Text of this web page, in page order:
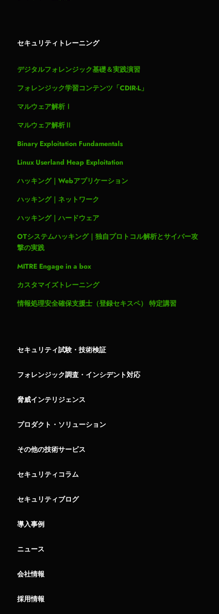
セキュリティトレーニング
デジタルフォレンジック基礎＆実践演習
フォレンジック学習コンテンツ「CDIR-L」
マルウェア解析Ⅰ
マルウェア解析Ⅱ
Binary Exploitation Fundamentals
Linux Userland Heap Exploitation
ハッキング｜Webアプリケーション
ハッキング｜ネットワーク
ハッキング｜ハードウェア
OTシステムハッキング｜独自プロトコル解析とサイバー攻
撃の実践
MITRE Engage in a box
カスタマイズトレーニング
情報処理安全確保支援士（登録セキスペ） 特定講習
セキュリティ試験・技術検証
フォレンジック調査・インシデント対応
脅威インテリジェンス
プロダクト・ソリューション
その他の技術サービス
セキュリティコラム
セキュリティブログ
導入事例
ニュース
会社情報
採用情報